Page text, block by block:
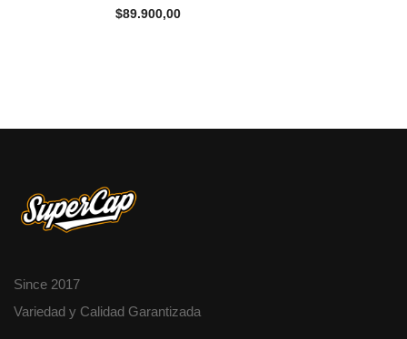
$89.900,00
Since 2017
Variedad y Calidad Garantizada